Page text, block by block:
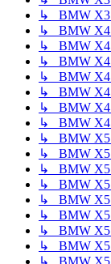
↳ BMW X3
↳ BMW X4
↳ BMW X4
↳ BMW X4
↳ BMW X4
↳ BMW X4
↳ BMW X4
↳ BMW X4
↳ BMW X5
↳ BMW X5
↳ BMW X5
↳ BMW X5
↳ BMW X5
↳ BMW X5
↳ BMW X5
↳ BMW X5